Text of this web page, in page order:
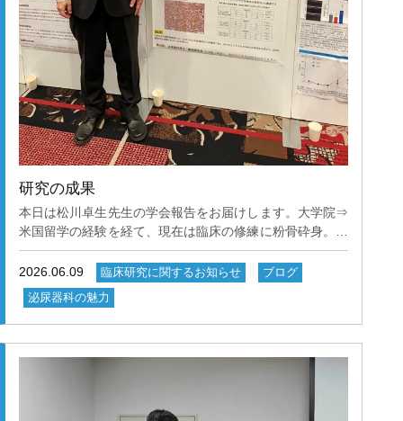
研究の成果
本日は松川卓生先生の学会報告をお届けします。大学院⇒
米国留学の経験を経て、現在は臨床の修練に粉骨砕身。４
月から九州労災病院で勤務中です。 『第35回 泌尿器科
分子・細胞研究会 参加記
松川卓生 2026年2月6
日、7日に神戸で開催された泌尿器科分子・細胞研究会に
参加致しましたのでご報告します。学会テーマは、熱く語
2026.06.09 臨床研究に関するお知らせ
ブログ
泌尿器科の魅力